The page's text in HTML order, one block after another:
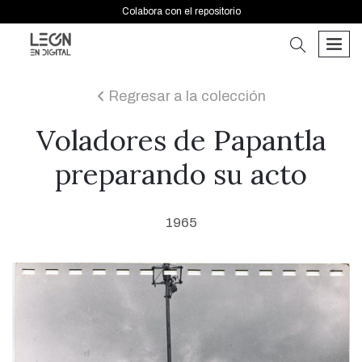
Colabora con el repositorio
buscar
icon
Regresar a la colección
Voladores de Papantla
preparando su acto
1965